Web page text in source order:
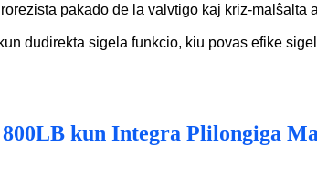
pakado de la valvtigo kaj kriz-
dudirekta sigela funkcio, kiu povas efike
kun Integra Plilongiga